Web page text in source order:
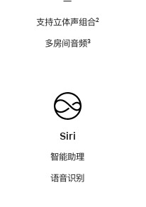
支持立体声组合脚
²
多房间音频脚
³
Siri
智能助理
语音识别